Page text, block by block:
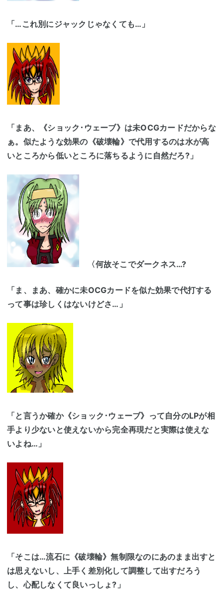
「…これ別にジャックじゃなくても…」
「まあ、《ショック･ウェーブ》は未OCGカードだからな
ぁ。似たような効果の《破壊輪》で代用するのは水が高
いところから低いところに落ちるように自然だろ?」
〈何故そこでダークネス…?
「ま、まあ、確かに未OCGカードを似た効果で代打する
って事は珍しくはないけどさ…」
「と言うか確か《ショック･ウェーブ》って自分のLPが相
手より少ないと使えないから完全再現だと実際は使えな
いよね…」
「そこは…流石に《破壊輪》無制限なのにあのまま出すと
は思えないし、上手く差別化して調整して出すだろう
し、心配しなくて良いっしょ?」